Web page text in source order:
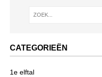
CATEGORIEËN
1e elftal